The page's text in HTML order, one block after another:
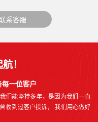
系客服
！
一位客户
们能坚持多年，是因为我们一直
收到过客户投诉， 我们用心做好